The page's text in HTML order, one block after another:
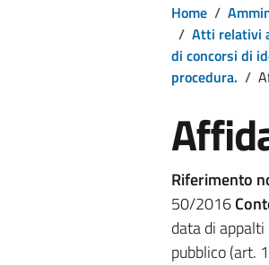
Home /
/ Atti relativi
di concorsi di
procedura. /
Riferimento
50/2016
data di
pubblico (art.